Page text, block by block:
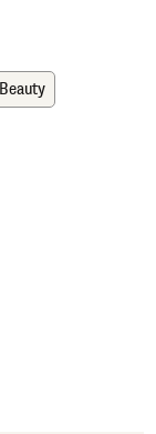
Beauty